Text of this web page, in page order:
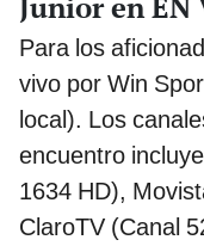
Para los
vivo por Win
local). Los
encuentro
1634 HD),
ClaroTV (Canal